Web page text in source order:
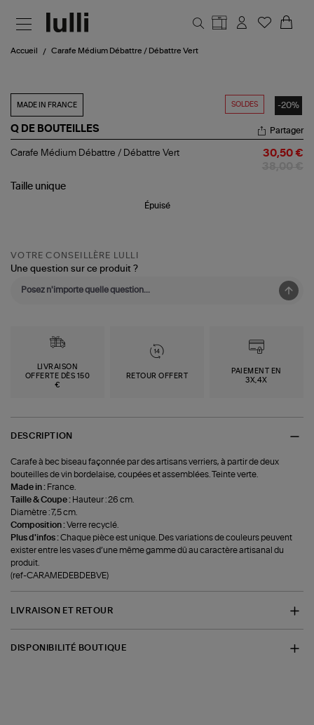
Accueil Carafe Médium Débattre / Débattre Vert
SOLDES -20%
MADE IN FRANCE
Q DE BOUTEILLES
Carafe
/
Partager
Carafe Médium Débattre / Débattre Vert 30,50 €
Taille unique
Épuisé
VOTRE CONSEILLÈRE LULLI
Une question sur ce produit ?
LIVRAISON
OFFERTE DÈS 150
€
RETOUR OFFERT
PAIEMENT EN
3X,4X
DESCRIPTION
Carafe à bec biseau façonnée par des artisans verriers, à partir de deux
bouteilles de vin bordelaise, coupées et assemblées. Teinte verte.
Made in : France.
Taille & Coupe : Hauteur : 26 cm.
Diamètre : 7,5 cm.
Composition :Verre recyclé.
Plus d'infos :Chaque pièce est unique. Des variations de couleurs peuvent
exister entre les vases d’une même gamme dû au caractère artisanal du
produit.
(ref-CARAMEDEBDEBVE)
LIVRAISON ET RETOUR
DISPONIBILITÉ BOUTIQUE